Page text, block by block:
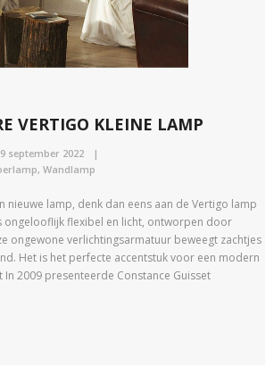
VERTIGO KLEINE LAMP
september 2022
, Wandlamp
nieuwe lamp, denk dan eens aan de Vertigo lamp
ongelooflijk flexibel en licht, ontworpen door
ongewone verlichtingsarmatuur beweegt zachtjes
Het is het perfecte accentstuk voor een modern
In 2009 presenteerde Constance Guisset